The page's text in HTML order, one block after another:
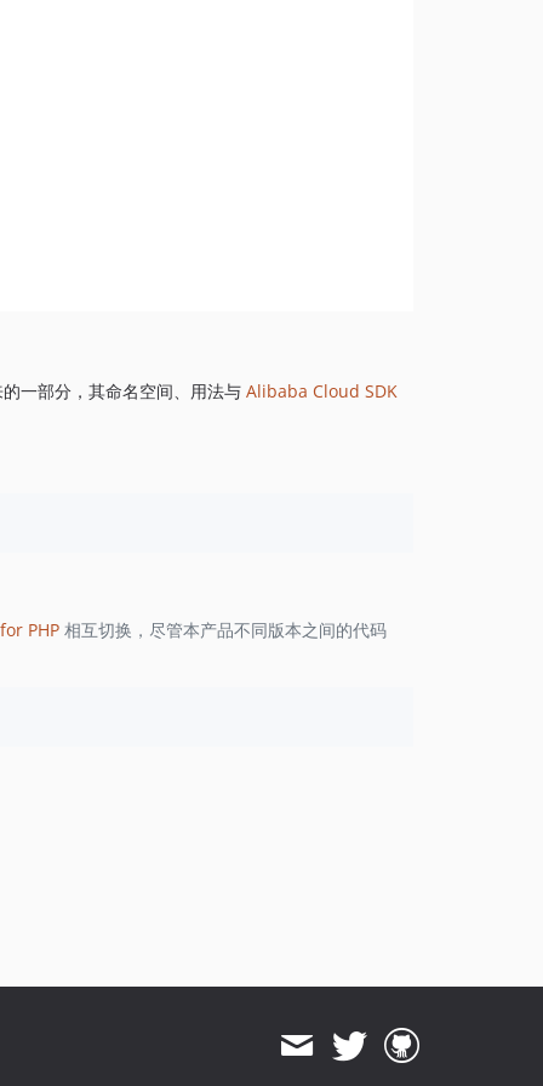
1.8.830
1.8.821
一部分，其命名空间、用法与 Alibaba Cloud SDK
PHP相互切换，尽管本产品不同版本之间的代码